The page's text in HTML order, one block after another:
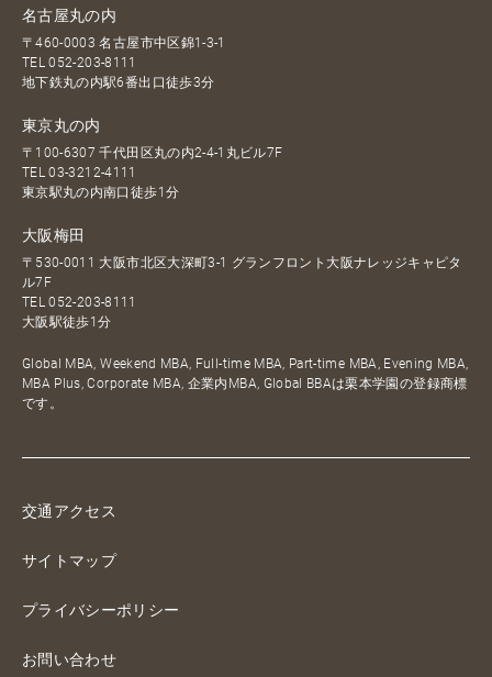
名古屋丸の内
〒460-0003 名古屋市中区錦1-3-1
TEL052-203-8111
地下鉄丸の内駅6番出口徒歩3分
東京丸の内
〒100-6307 千代田区丸の内2-4-1丸ビル7F
TEL03-3212-4111
東京駅丸の内南口徒歩1分
大阪梅田
〒530-0011 大阪市北区大深町3-1 グランフロント大阪ナレッジキャピタ
ル7F
TEL052-203-8111
大阪駅徒歩1分
Global MBA, Weekend MBA, Full-time MBA, Part-time MBA, Evening MBA,
MBA Plus, Corporate MBA, 企業内MBA, Global BBAは栗本学園の登録商標
です。
交通アクセス
サイトマップ
プライバシーポリシー
お問い合わせ